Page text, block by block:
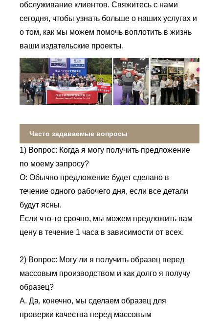
обслуживание клиентов. Свяжитесь с нами
сегодня, чтобы узнать больше о наших услугах и
о том, как мы можем помочь воплотить в жизнь
ваши издательские проекты.
Часто задаваемые вопросы
1) Вопрос: Когда я могу получить предложение
по моему запросу?
О: Обычно предложение будет сделано в
течение одного рабочего дня, если все детали
будут ясны.
Если что-то срочно, мы можем предложить вам
цену в течение 1 часа в зависимости от всех.
2) Вопрос: Могу ли я получить образец перед
массовым производством и как долго я получу
образец?
А. Да, конечно, мы сделаем образец для
проверки качества перед массовым